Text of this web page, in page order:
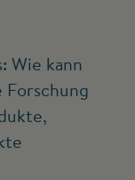
Wie kann
Forschung